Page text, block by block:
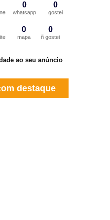
0
whatsapp
0
gostei
0
mapa
0
ñ gostei
ao seu anúncio
destaque